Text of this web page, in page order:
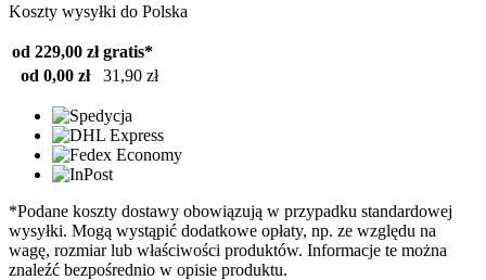
Koszty wysyłki do Polska
od 229,00 zł gratis*
od 0,00 zł
31,90 zł
*Podane koszty dostawy obowiązują w przypadku standardowej
wysyłki. Mogą wystąpić dodatkowe opłaty, np. ze względu na
wagę, rozmiar lub właściwości produktów. Informacje te można
znaleźć bezpośrednio w opisie produktu.